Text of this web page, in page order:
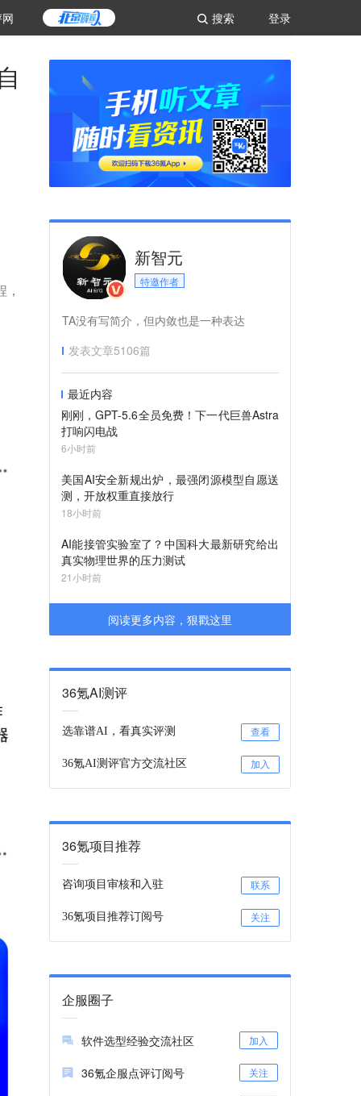
登录
搜索
新智元
特邀作者
TA没有写简介，但内敛也是一种表达
发表文章5106篇
最近内容
刚刚，GPT-5.6全员免费！下一代巨兽Astra
打响闪电战
6小时前
美国AI安全新规出炉，最强闭源模型自愿送
测，开放权重直接放行
18小时前
AI能接管实验室了？中国科大最新研究给出
真实物理世界的压力测试
21小时前
阅读更多内容，狠戳这里
36氪AI测评
选靠谱AI，看真实评测 查看
36氪AI测评官方交流社区 加入
36氪项目推荐
咨询项目审核和入驻 联系
36氪项目推荐订阅号 关注
企服圈子
软件选型经验交流社区 加入
36氪企服点评订阅号 关注